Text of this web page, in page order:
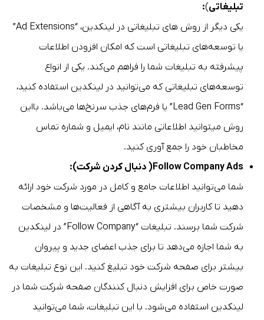
تبلیغاتی)
:
یکی دیگر از روش های تبلیغاتی در لینکدین، “Ad Extensions”
یا توسعه‌های تبلیغاتی است که امکان افزودن اطلاعات
پیشرفته به تبلیغات شما را فراهم می‌کند. یکی از انواع
توسعه‌های تبلیغاتی که می‌توانید در لینکدین استفاده کنید،
“Lead Gen Forms” یا فرم‌های جذب سرنخ‌ها می‌باشد. بااین
روش میتوانید اطلاعاتی مانند نام، ایمیل و شماره تماس
مخاطبان خود را جمع آوری کنید.
Follow Company Ads( دنبال کردن شرکت):
شما می‌توانید اطلاعات جامع و کامل در مورد شرکت خود ارائه
دهید تا کاربران بیشتری به آگاهی از فعالیت‌ها و مشخصات
شرکت شما برسند. تبلیغات “Follow Company” در لینکدین
به شما اجازه می‌دهد تا برای جذب اعضای جدید و پیروان
بیشتر برای صفحه شرکت خود تبلیغ کنید. این نوع تبلیغات به
صورت خاص برای افزایش دنبال کنندگان صفحه شرکت شما در
لینکدین استفاده می‌شود. با این تبلیغات، شما می‌توانید